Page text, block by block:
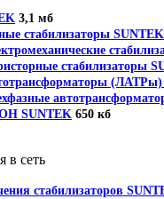
3,1 мб
стабилизаторы SUNTEK
стабилизаторы
SUNTEK 650 кб
в сеть
стабилизаторов